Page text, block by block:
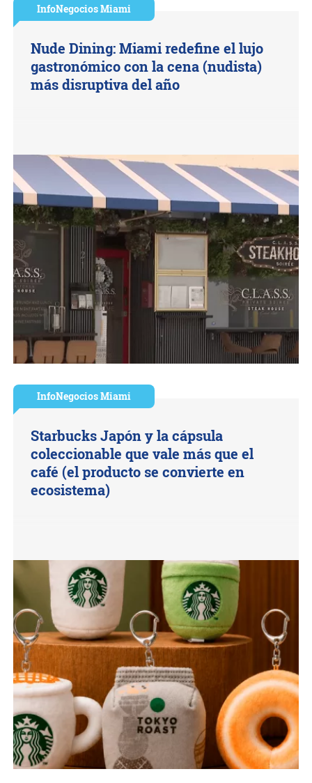
InfoNegocios Miami
Nude Dining: Miami redefine el lujo
gastronómico con la cena (nudista)
más disruptiva del año
InfoNegocios Miami
Starbucks Japón y la cápsula
coleccionable que vale más que el
café (el producto se convierte en
ecosistema)